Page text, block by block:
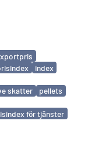
index
skatter
pellets
för tjänster